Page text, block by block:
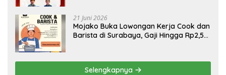
21 Juni 2026
Mojako Buka Lowongan Kerja Cook dan
Barista di Surabaya, Gaji Hingga Rp2,5
Selengkapnya